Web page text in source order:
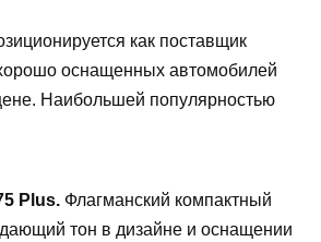
как поставщик
оснащенных автомобилей
Наибольшей популярностью
Plus. Флагманский компактный
тон в дизайне и оснащении